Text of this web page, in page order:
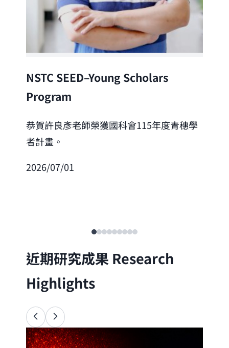
NSTC SEED–Young Scholars
Program
恭賀許良彥老師榮獲國科會115年度青穗學
者計畫。
2026/07/01
近期研究成果 Research
Highlights